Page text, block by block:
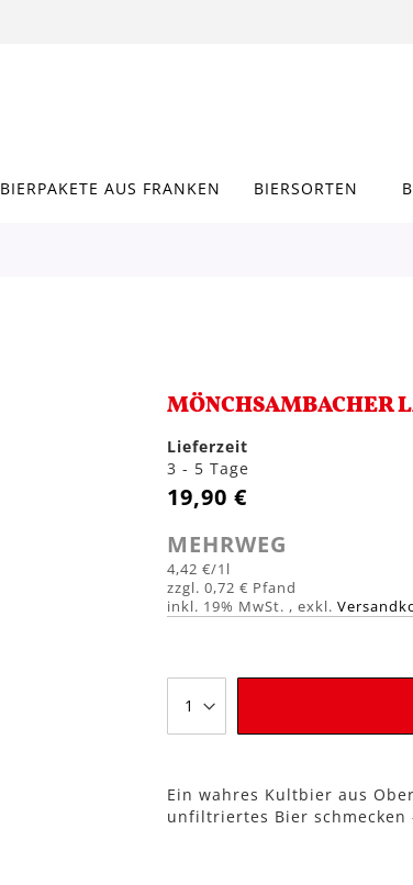
BIERPAKETE AUS FRANKEN BIERSORTEN
MÖNCHSAMBACHER
Lieferzeit
3 - 5 Tage
19,90 €
MEHRWEG
4,42 €/1l
0,72 €
inkl. 19% MwSt. ,exkl.
Ein wahres Kultbier aus
unfiltriertes Bier